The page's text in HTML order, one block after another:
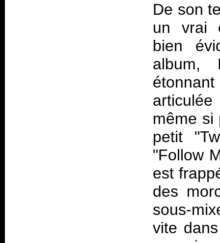
De son
un vrai
bien
album,
même si
petit
"Follow
est
des
sous-
vite